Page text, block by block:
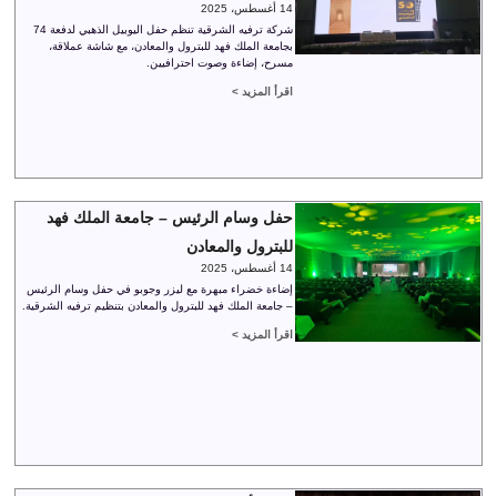
14 أغسطس، 2025
شركة ترفيه الشرقية تنظم حفل اليوبيل الذهبي لدفعة 74
بجامعة الملك فهد للبترول والمعادن، مع شاشة عملاقة،
مسرح، إضاءة وصوت احترافيين.
اقرأ المزيد >
حفل وسام الرئيس – جامعة الملك فهد
للبترول والمعادن
14 أغسطس، 2025
إضاءة خضراء مبهرة مع ليزر وجوبو في حفل وسام الرئيس
– جامعة الملك فهد للبترول والمعادن بتنظيم ترفيه الشرقية.
اقرأ المزيد >